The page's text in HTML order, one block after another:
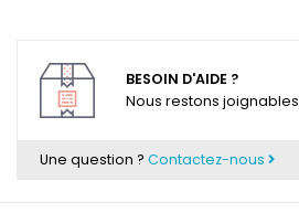
BESOIN D'AIDE ?
Nous restons joignables
Une question ? Contactez-nous